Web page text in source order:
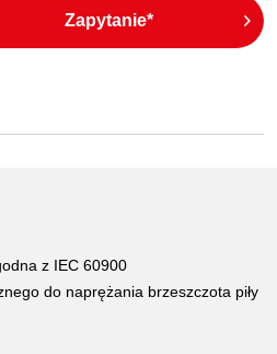
Zapytanie*
z IEC 60900
do naprężania brzeszczota piły